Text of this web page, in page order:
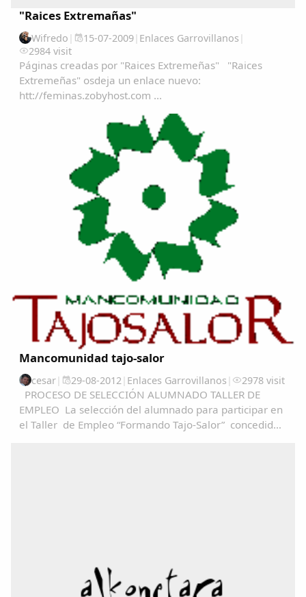
"Raices Extremañas"
Wifredo | 15-07-2009| Enlaces Garrovillanos |
2984 visit
Páginas creadas por "Raices Extremeñas" "Raices
Extremeñas" osdeja un enlace nuevo:
htt://feminas.zobyhost.com ...
Mancomunidad tajo-salor
cesar| 29-08-2012 | Enlaces Garrovillanos | 2978 visit
PROCESO DE SELECCIÓN ALUMNADO TALLER DE
EMPLEO La selección del alumnado para participar en
el Taller de Empleo “Formando Tajo-Salor” concedido